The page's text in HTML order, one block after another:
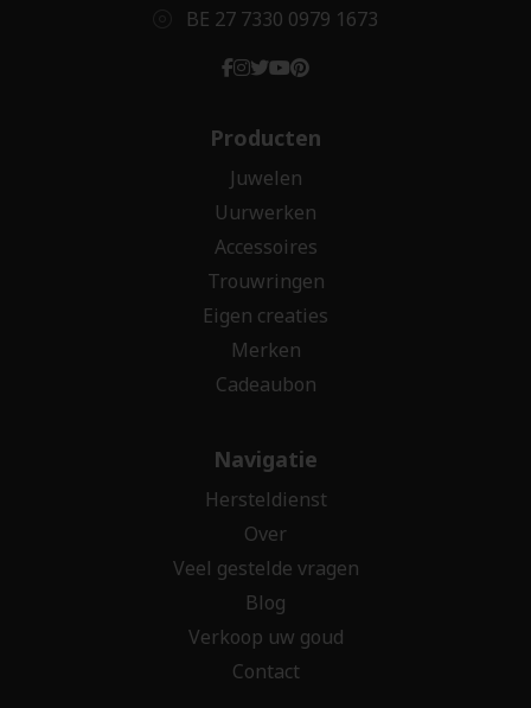
BE 27 7330 0979 1673
Producten
Juwelen
Uurwerken
Accessoires
Trouwringen
Eigen creaties
Merken
Cadeaubon
Navigatie
Hersteldienst
Over
Veel gestelde vragen
Blog
Verkoop uw goud
Contact